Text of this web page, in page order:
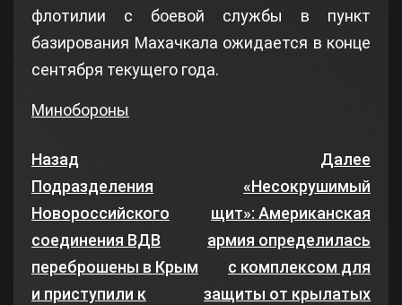
флотилии с боевой службы в пункт
базирования Махачкала ожидается в конце
сентября текущего года.
Минобороны
Назад
Подразделения
Новороссийского
соединения ВДВ
переброшены в Крым
и приступили к
Далее
«Несокрушимый
щит»: Американская
армия определилась
с комплексом для
защиты от крылатых